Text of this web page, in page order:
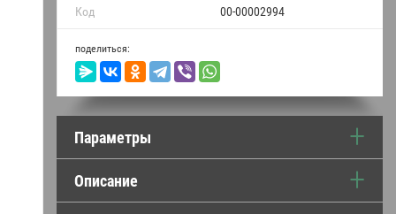
Код 00-00002994
поделиться:
Параметры
Описание